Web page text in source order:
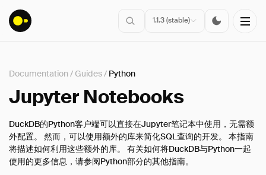
1.1.3 (stable)
安装
连接
数据导入
客户端API
Documentation/ Guides/ Python
Jupyter Notebooks
DuckDB的Python客户端可以直接在Jupyter笔记本中使用，无需额
外配置。 然而，可以使用额外的库来简化SQL查询的开发。 本指南
将描述如何利用这些额外的库。 有关如何将DuckDB与Python一起
使用的更多信息，请参阅Python部分的其他指南。